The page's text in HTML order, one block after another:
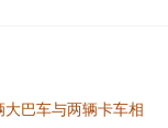
巴车与两辆卡车相